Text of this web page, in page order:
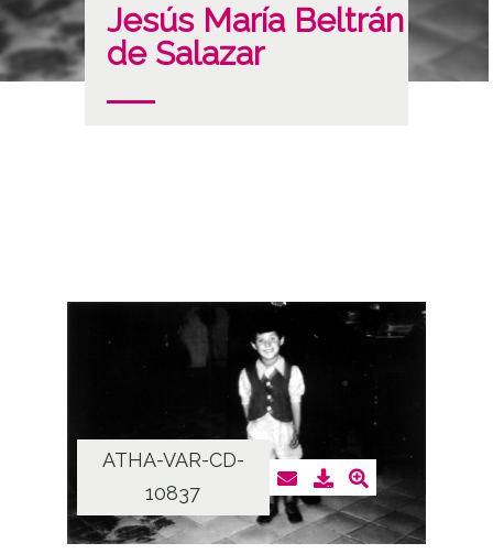
Jesús María Beltrán
de Salazar
ATHA-VAR-CD-
10837